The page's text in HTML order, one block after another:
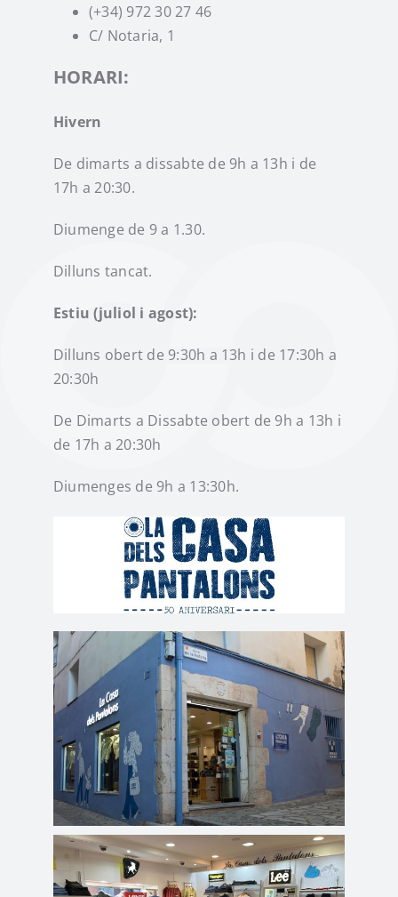
(+34) 972 30 27 46
C/ Notaria, 1
HORARI:
Hivern
De dimarts a dissabte de 9h a 13h i de
17h a 20:30.
Diumenge de 9 a 1.30.
Dilluns tancat.
Estiu (juliol i agost):
Dilluns obert de 9:30h a 13h i de 17:30h a
20:30h
De Dimarts a Dissabte obert de 9h a 13h i
de 17h a 20:30h
Diumenges de 9h a 13:30h.